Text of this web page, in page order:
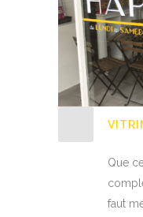
Que
faut